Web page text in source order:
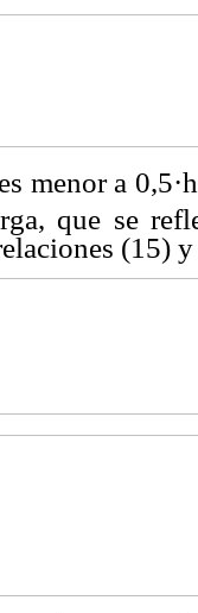
es menor a 0,5·h
que se
(15)